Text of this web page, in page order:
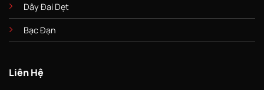
Dây Đai Dẹt
Bạc Đạn
Liên Hệ